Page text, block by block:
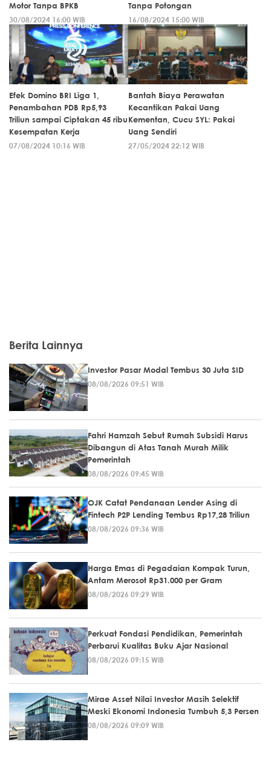
Motor Tanpa BPKB
30/08/2024 16:00 WIB
Tanpa Potongan
16/08/2024 15:00 WIB
Efek Domino BRI Liga 1,
Penambahan PDB Rp5,93
Triliun sampai Ciptakan 45 ribu
Kesempatan Kerja
07/08/2024 10:16 WIB
Bantah Biaya Perawatan
Kecantikan Pakai Uang
Kementan, Cucu SYL: Pakai
Uang Sendiri
27/05/2024 22:12 WIB
Berita Lainnya
Investor Pasar Modal Tembus 30 Juta SID
08/08/2026 09:51 WIB
Fahri Hamzah Sebut Rumah Subsidi Harus
Dibangun di Atas Tanah Murah Milik
Pemerintah
08/08/2026 09:45 WIB
OJK Catat Pendanaan Lender Asing di
Fintech P2P Lending Tembus Rp17,28 Triliun
08/08/2026 09:36 WIB
Harga Emas di Pegadaian Kompak Turun,
Antam Merosot Rp31.000 per Gram
08/08/2026 09:29 WIB
Perkuat Fondasi Pendidikan, Pemerintah
Perbarui Kualitas Buku Ajar Nasional
08/08/2026 09:15 WIB
Mirae Asset Nilai Investor Masih Selektif
Meski Ekonomi Indonesia Tumbuh 5,3 Persen
08/08/2026 09:09 WIB